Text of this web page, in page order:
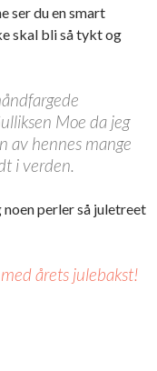
ser du en smart
skal bli så tykt og
Moe da jeg
av hennes mange
i verden.
noen perler så juletreet
årets julebakst!